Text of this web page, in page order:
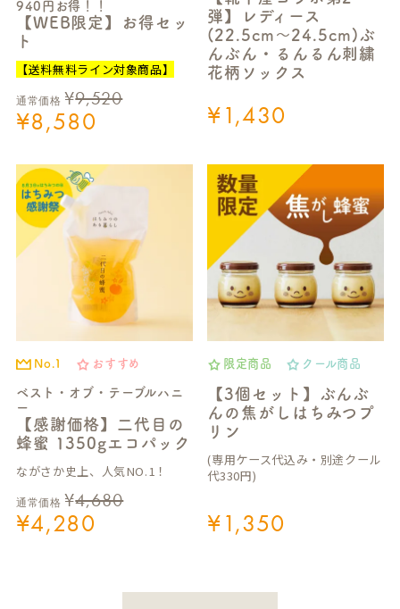
940円お得！！
【WEB限定】お得セッ
ト
【送料無料ライン対象商品】
通常価格 ¥9,520
¥8,580
弾】レディース
(22.5cm～24.5cm)ぶ
んぶん・るんるん刺繍
花柄ソックス
¥1,430
No.1 おすすめ
ベスト・オブ・テーブルハニ
ー
【感謝価格】二代目の
蜂蜜 1350gエコパック
ながさか史上、人気NO.1！
通常価格 ¥4,680
¥4,280
限定商品 クール商品
【3個セット】ぶんぶ
んの焦がしはちみつプ
リン
(専用ケース代込み・別途クール
代330円)
¥1,350